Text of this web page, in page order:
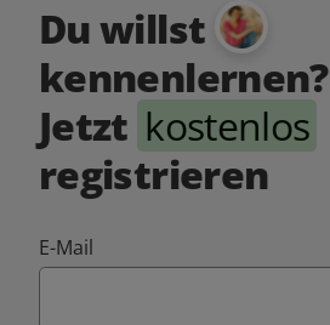
Du willst
kennenlernen?
Jetzt kostenlos
registrieren
E-Mail